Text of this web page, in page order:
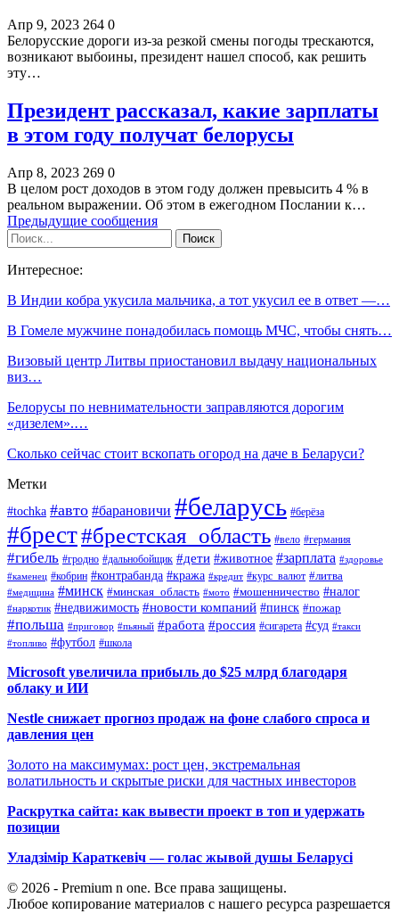
Апр 9, 2023 264 0
Белорусские дороги из-за резкой смены погоды трескаются,
возникают выбоины, президент нашел способ, как решить
эту…
Президент рассказал, какие зарплаты
в этом году получат белорусы
Апр 8, 2023 269 0
В целом рост доходов в этом году должен превысить 4 % в
реальном выражении. Об этом в ежегодном Послании к…
Предыдущие сообщения
Интересное:
В Индии кобра укусила мальчика, а тот укусил ее в ответ —…
В Гомеле мужчине понадобилась помощь МЧС, чтобы снять…
Визовый центр Литвы приостановил выдачу национальных
виз…
Белорусы по невнимательности заправляются дорогим
«дизелем».…
Сколько сейчас стоит вскопать огород на даче в Беларуси?
Метки
#tochka #авто #барановичи #беларусь #берёза
#брест#брестская_область #вело #германия
#гибель #гродно #дальнобойщик #дети #животное #зарплата #здоровье
#каменец #кобрин #контрабанда #кража #кредит #курс_валют #литва
#медицина #минск #минская_область #мото #мошенничество #налог
#наркотик #недвижимость #новости компаний #пинск #пожар
#польша #приговор #пьяный #работа #россия #сигарета #суд #такси
#топливо #футбол #школа
Microsoft увеличила прибыль до $25 млрд благодаря
облаку и ИИ
Nestle снижает прогноз продаж на фоне слабого спроса и
давления цен
Золото на максимумах: рост цен, экстремальная
волатильность и скрытые риски для частных инвесторов
Раскрутка сайта: как вывести проект в топ и удержать
позиции
Уладзімір Караткевіч — голас жывой душы Беларусі
© 2026 - Premium n one. Все права защищены.
Любое копирование материалов с нашего ресурса разрешается